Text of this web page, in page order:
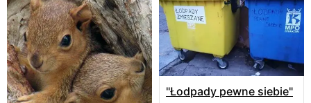
"Łodpady pewne siebie"